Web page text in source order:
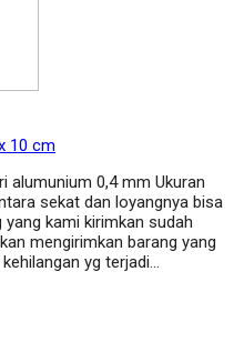
10 cm
alumunium 0,4 mm Ukuran
sekat dan loyangnya bisa
kami kirimkan sudah
mengirimkan barang yang
yg terjadi…